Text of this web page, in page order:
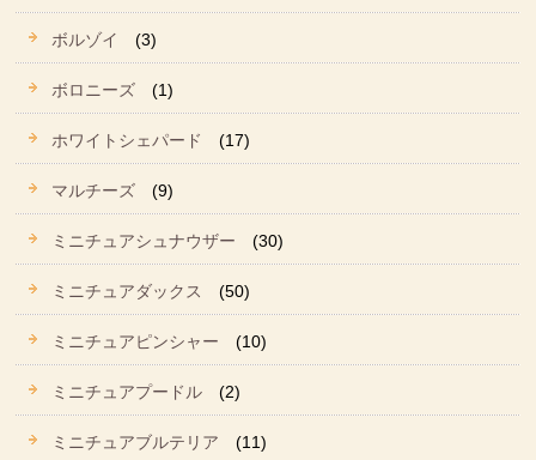
ボルゾイ (3)
ボロニーズ (1)
ホワイトシェパード (17)
マルチーズ (9)
ミニチュアシュナウザー (30)
ミニチュアダックス (50)
ミニチュアピンシャー (10)
ミニチュアプードル (2)
ミニチュアブルテリア (11)